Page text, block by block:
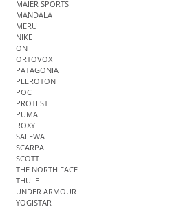
MAIER SPORTS
MANDALA
MERU
NIKE
ON
ORTOVOX
PATAGONIA
PEEROTON
POC
PROTEST
PUMA
ROXY
SALEWA
SCARPA
SCOTT
THE NORTH FACE
THULE
UNDER ARMOUR
YOGISTAR